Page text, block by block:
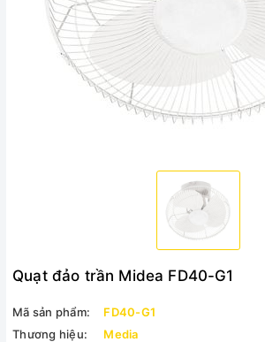
Quạt đảo trần Midea FD40-G1
Mã sản phẩm:
FD40-G1
Thương hiệu:
Media